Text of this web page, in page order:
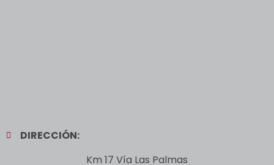
DIRECCIÓN:
Km 17 Vía Las Palmas